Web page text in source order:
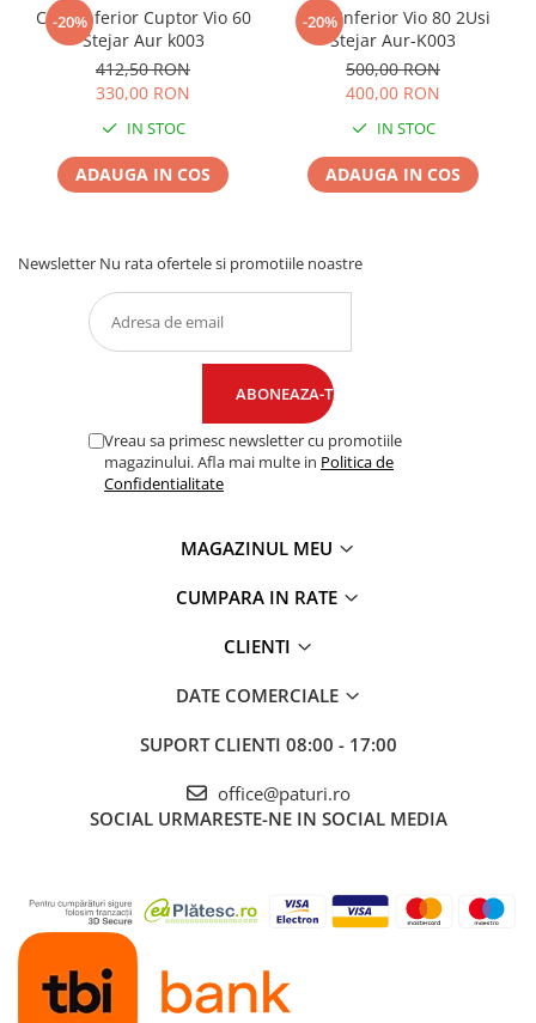
-20%
Corp Inferior Cuptor Vio 60
Stejar Aur k003
412,50 RON
330,00 RON
IN STOC
ADAUGA IN COS
-20%
Corp Inferior Vio 80 2Usi
Stejar Aur-K003
500,00 RON
400,00 RON
IN STOC
ADAUGA IN COS
Newsletter Nu rata ofertele si promotiile noastre
Vreau sa primesc newsletter cu promotiile
magazinului. Afla mai multe in Politica de
Confidentialitate
MAGAZINUL MEU
CUMPARA IN RATE
CLIENTI
DATE COMERCIALE
SUPORT CLIENTI 08:00 - 17:00
office@paturi.ro
SOCIAL URMARESTE-NE IN SOCIAL MEDIA